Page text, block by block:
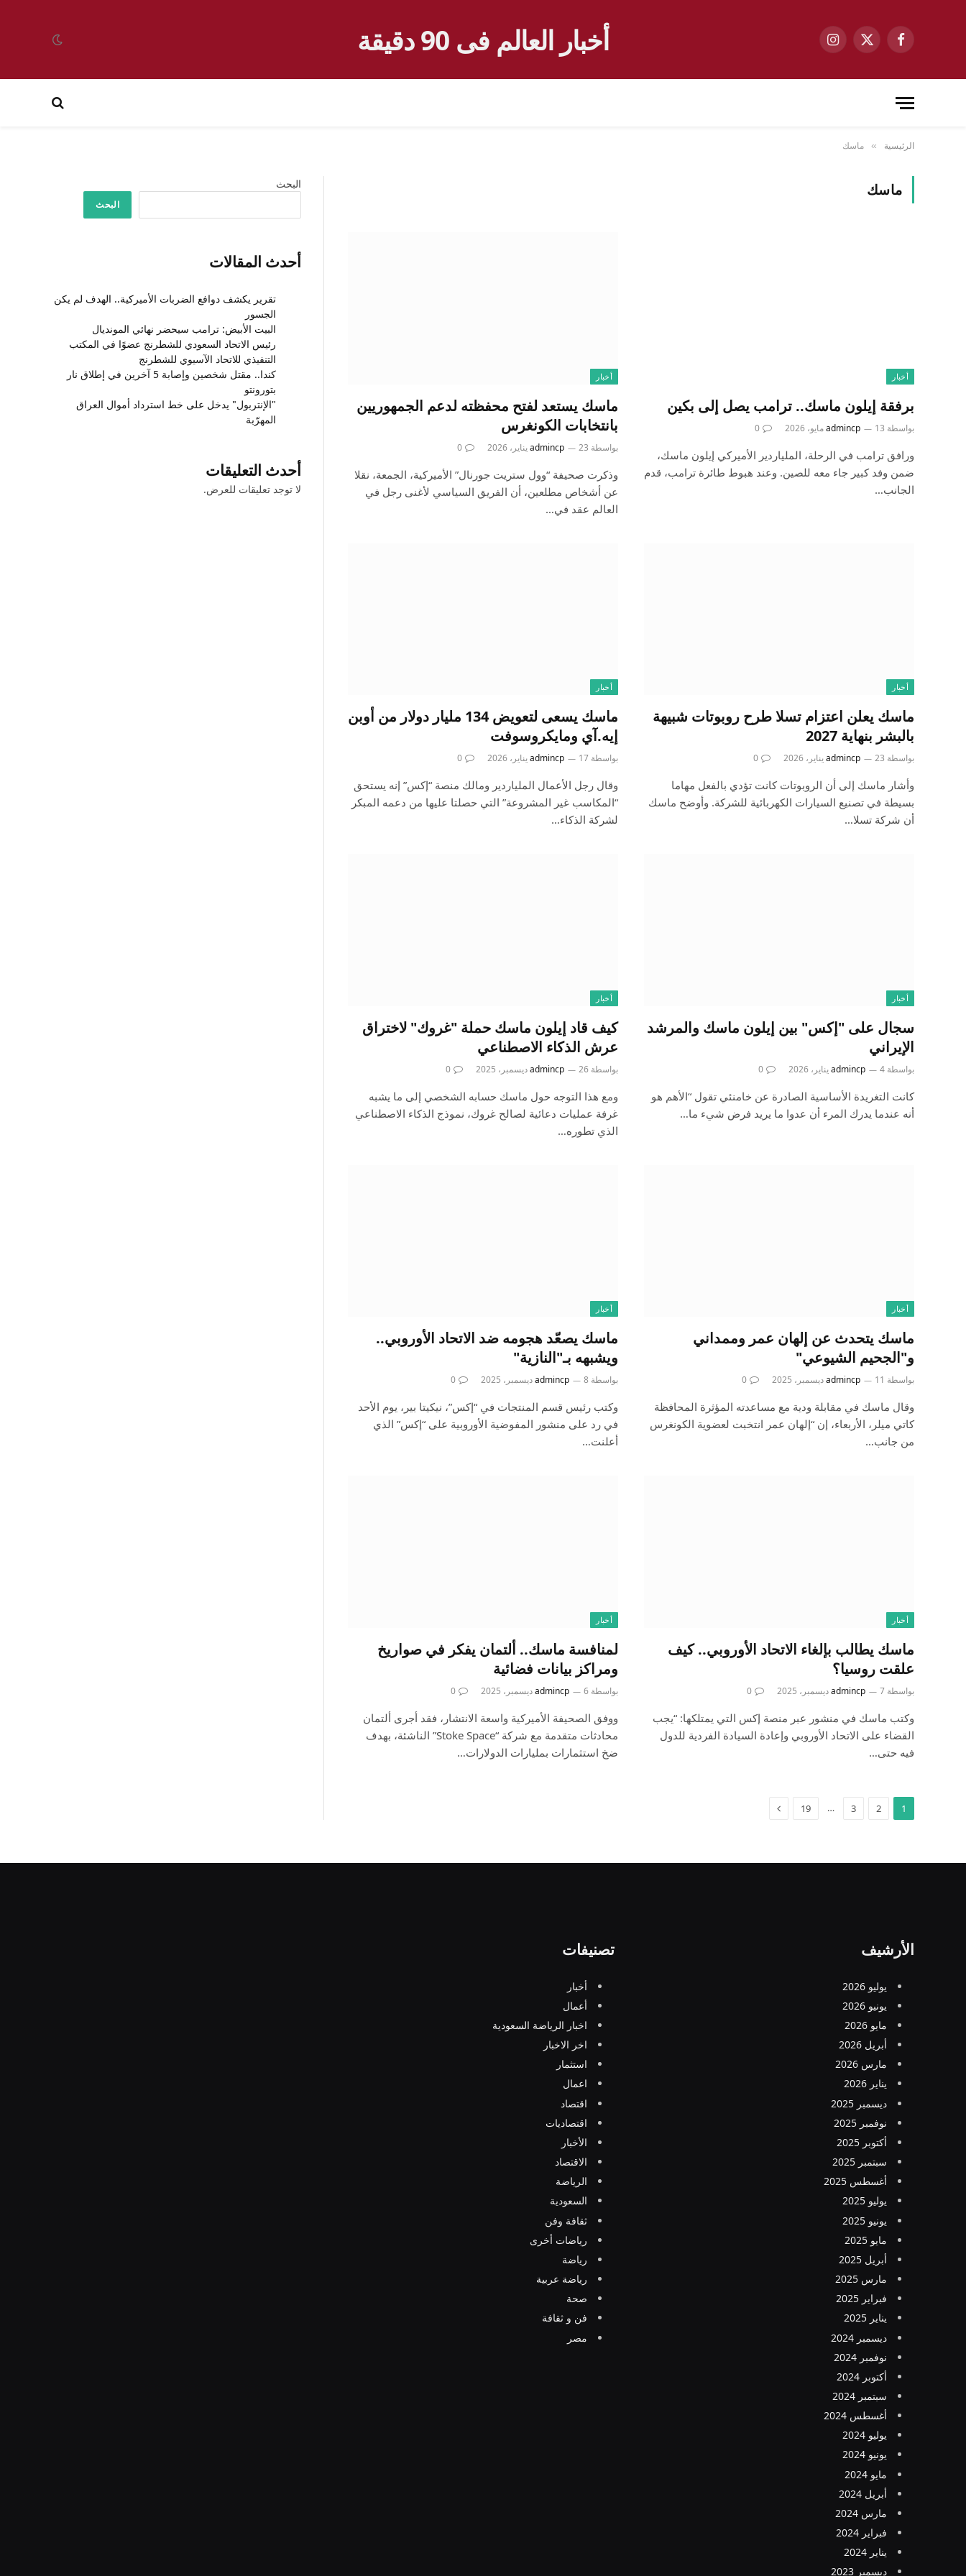
فيسبوكX
الانستغرام أخبار العالم فى 90 دقيقة
الرئيسية » ماسك
ماسك
أخبار
برفقة إيلون ماسك.. ترامب يصل إلى بكين
بواسطة admincp 13 مايو، 2026 0
ورافق ترامب في الرحلة، الملياردير الأميركي إيلون ماسك،
ضمن وفد كبير جاء معه للصين. وعند هبوط طائرة ترامب، قدم
الجانب…
أخبار
ماسك يستعد لفتح محفظته لدعم الجمهوريين
بانتخابات الكونغرس
بواسطة admincp 23 يناير، 2026 0
وذكرت صحيفة “وول ستريت جورنال” الأميركية، الجمعة، نقلا
عن أشخاص مطلعين، أن الفريق السياسي لأغنى رجل في
العالم عقد في…
أخبار
ماسك يعلن اعتزام تسلا طرح روبوتات شبيهة
بالبشر بنهاية 2027
بواسطة admincp 23 يناير، 2026 0
وأشار ماسك إلى أن الروبوتات كانت تؤدي بالفعل مهاما
بسيطة في تصنيع السيارات الكهربائية للشركة. وأوضح ماسك
أن شركة تسلا…
أخبار
ماسك يسعى لتعويض 134 مليار دولار من أوبن
إيه.آي ومايكروسوفت
بواسطة admincp 17 يناير، 2026 0
وقال رجل الأعمال الملياردير ومالك منصة “إكس” إنه يستحق
“المكاسب غير المشروعة” التي حصلتا عليها من دعمه المبكر
لشركة الذكاء…
أخبار
سجال على "إكس" بين إيلون ماسك والمرشد
الإيراني
بواسطة admincp 4 يناير، 2026 0
كانت التغريدة الأساسية الصادرة عن خامنئي تقول “الأهم هو
أنه عندما يدرك المرء أن عدوا ما يريد فرض شيء ما…
أخبار
كيف قاد إيلون ماسك حملة "غروك" لاختراق
عرش الذكاء الاصطناعي
بواسطة admincp 26 ديسمبر، 2025 0
ومع هذا التوجه حول ماسك حسابه الشخصي إلى ما يشبه
غرفة عمليات دعائية لصالح غروك، نموذج الذكاء الاصطناعي
الذي تطوره…
أخبار
ماسك يتحدث عن إلهان عمر وممداني
و"الجحيم الشيوعي"
بواسطة admincp 11 ديسمبر، 2025 0
وقال ماسك في مقابلة ودية مع مساعدته المؤثرة المحافظة
كاتي ميلر، الأربعاء، إن “إلهان عمر انتخبت لعضوية الكونغرس
من جانب…
أخبار
ماسك يصعّد هجومه ضد الاتحاد الأوروبي..
ويشبهه بـ"النازية"
بواسطة admincp 8 ديسمبر، 2025 0
وكتب رئيس قسم المنتجات في “إكس”، نيكيتا بير، يوم الأحد
في رد على منشور المفوضية الأوروبية على “إكس” الذي
أعلنت…
أخبار
ماسك يطالب بإلغاء الاتحاد الأوروبي.. كيف
علقت روسيا؟
بواسطة admincp 7 ديسمبر، 2025 0
وكتب ماسك في منشور عبر منصة إكس التي يمتلكها: “يجب
القضاء على الاتحاد الأوروبي وإعادة السيادة الفردية للدول
فيه حتى…
أخبار
لمنافسة ماسك.. ألتمان يفكر في صواريخ
ومراكز بيانات فضائية
بواسطة admincp 6 ديسمبر، 2025 0
ووفق الصحيفة الأميركية واسعة الانتشار، فقد أجرى ألتمان
محادثات متقدمة مع شركة “Stoke Space” الناشئة، بهدف
ضخ استثمارات بمليارات الدولارات…
1
2
3
…
19 التالي
البحث
البحث
أحدث المقالات
تقرير يكشف دوافع الضربات الأميركية.. الهدف لم يكن
الجسور
البيت الأبيض: ترامب سيحضر نهائي المونديال
رئيس الاتحاد السعودي للشطرنج عضوًا في المكتب
التنفيذي للاتحاد الآسيوي للشطرنج
كندا.. مقتل شخصين وإصابة 5 آخرين في إطلاق نار
بتورونتو
"الإنتربول" يدخل على خط استرداد أموال العراق
المهرّبة
أحدث التعليقات
لا توجد تعليقات للعرض.
الأرشيف
يوليو 2026
يونيو 2026
مايو 2026
أبريل 2026
مارس 2026
يناير 2026
ديسمبر 2025
نوفمبر 2025
أكتوبر 2025
سبتمبر 2025
أغسطس 2025
يوليو 2025
يونيو 2025
مايو 2025
أبريل 2025
مارس 2025
فبراير 2025
يناير 2025
ديسمبر 2024
نوفمبر 2024
أكتوبر 2024
سبتمبر 2024
أغسطس 2024
يوليو 2024
يونيو 2024
مايو 2024
أبريل 2024
مارس 2024
فبراير 2024
يناير 2024
ديسمبر 2023
تصنيفات
أخبار
أعمال
اخبار الرياضة السعودية
اخر الاخبار
استثمار
اعمال
اقتصاد
اقتصاديات
الأخبار
الاقتصاد
الرياضة
السعودية
ثقافة وفن
رياضات أخرى
رياضة
رياضة عربية
صحة
فن و ثقافة
مصر